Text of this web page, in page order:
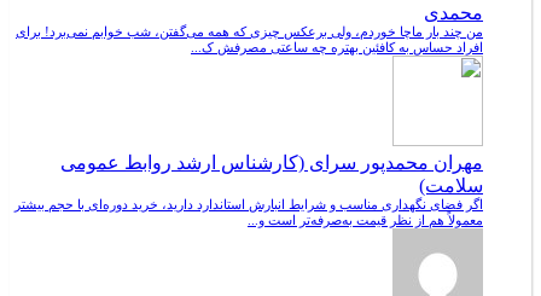
محمدی
من چند بار ماچا خوردم، ولی برعکس چیزی که همه می‌گفتن، شب خوابم نمی‌برد! برای
افراد حساس به کافئین بهتره چه ساعتی مصرفش ک...
مهران محمدپور سرای (کارشناس ارشد روابط عمومی
سلامت)
اگر فضای نگهداری مناسب و شرایط انبارش استاندارد دارید، خرید دوره‌ای با حجم بیشتر
معمولاً هم از نظر قیمت به‌صرفه‌تر است و...